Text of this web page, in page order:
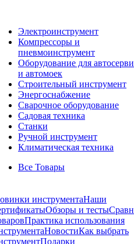
Электроинструмент
Компрессоры и
пневмоинструмент
Оборудование для
и автомоек
Строительный инструмент
Энергоснабжение
Сварочное оборудование
Садовая техника
Станки
Ручной инструмент
Климатическая техника
Все Товары
инструментаНаши
Обзоры и тесты
Практика использования
НовостиКак выбрать
Подарки